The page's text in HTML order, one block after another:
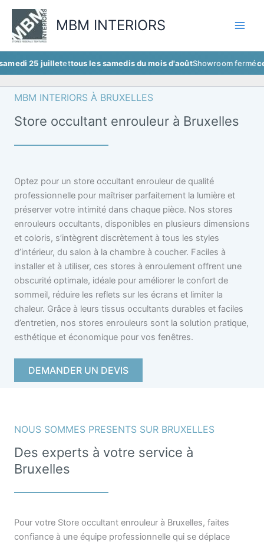
Aller
contenu
MBM INTERIORS
juillet ettous les samedis du mois d'aoûtShowroom ferméce
MBM INTERIORS À BRUXELLES
Store occultant enrouleur à Bruxelles
Optez pour un store occultant enrouleur de qualité
professionnelle pour maîtriser parfaitement la lumière et
préserver votre intimité dans chaque pièce. Nos stores
enrouleurs occultants, disponibles en plusieurs dimensions
et coloris, s’intègrent discrètement à tous les styles
d’intérieur, du salon à la chambre à coucher. Faciles à
installer et à utiliser, ces stores à enroulement offrent une
obscurité optimale, idéale pour améliorer le confort de
sommeil, réduire les reflets sur les écrans et limiter la
chaleur. Grâce à leurs tissus occultants durables et faciles
d’entretien, nos stores enrouleurs sont la solution pratique,
esthétique et économique pour vos fenêtres.
DEMANDER UN DEVIS
NOUS SOMMES PRESENTS SUR BRUXELLES
Des experts à votre service à
Bruxelles
Pour votre Store occultant enrouleur à Bruxelles, faites
confiance à une équipe professionnelle qui se déplace